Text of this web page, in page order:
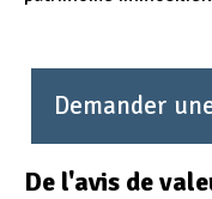
Demander
De l'avis de